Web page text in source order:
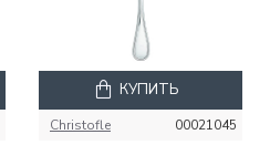
Christofle 00021045
КУПИТЬ